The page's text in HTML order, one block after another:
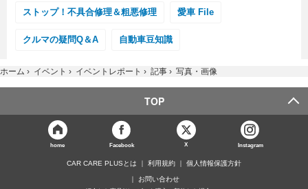
ストップ！不具合修理＆粗悪修理 愛車 File
クルマの疑問Q＆A 自動車豆知識
ホーム › イベント › イベントレポート › 記事 › 写真・画像
TOP
home Facebook X Instagram
CAR CARE PLUSとは 利用規約 個人情報保護方針
お問い合わせ